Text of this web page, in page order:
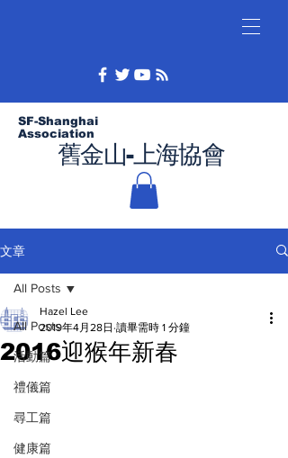
舊金山-上海協會
SF-Shanghai
Association
文章
All Posts
活動篇
禮儀篇
尋工篇
健康篇
All Posts
2016迎猴年新春
Hazel Lee
2019年4月28日 讀畢需時 1 分鐘